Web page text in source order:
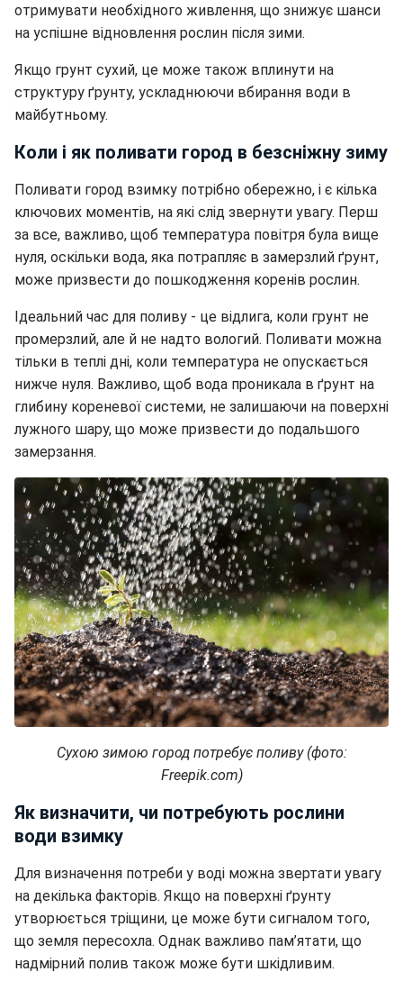
отримувати необхідного живлення, що знижує шанси
на успішне відновлення рослин після зими.
Якщо грунт сухий, це може також вплинути на
структуру ґрунту, ускладнюючи вбирання води в
майбутньому.
Коли і як поливати город в безсніжну зиму
Поливати город взимку потрібно обережно, і є кілька
ключових моментів, на які слід звернути увагу. Перш
за все, важливо, щоб температура повітря була вище
нуля, оскільки вода, яка потрапляє в замерзлий ґрунт,
може призвести до пошкодження коренів рослин.
Ідеальний час для поливу - це відлига, коли грунт не
промерзлий, але й не надто вологий. Поливати можна
тільки в теплі дні, коли температура не опускається
нижче нуля. Важливо, щоб вода проникала в ґрунт на
глибину кореневої системи, не залишаючи на поверхні
лужного шару, що може призвести до подальшого
замерзання.
Сухою зимою город потребує поливу (фото:
Freepik.com)
Як визначити, чи потребують рослини
води взимку
Для визначення потреби у воді можна звертати увагу
на декілька факторів. Якщо на поверхні ґрунту
утворюється тріщини, це може бути сигналом того,
що земля пересохла. Однак важливо пам’ятати, що
надмірний полив також може бути шкідливим.